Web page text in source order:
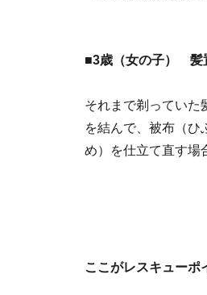
■3歳（女の子） 髪
それまで剃っていた
を結んで、被布（ひ
め）を仕立て直す場
ここがレスキューポ